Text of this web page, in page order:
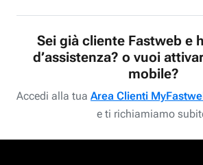
Sei già cliente Fastweb e
d’assistenza? o vuoi
mobile?
Accedi alla tua Area Clienti
e ti richiamiamo